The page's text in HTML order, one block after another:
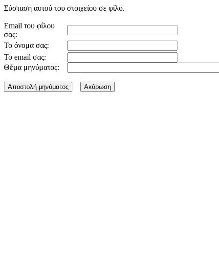
Σύσταση αυτού του στοιχείου σε φίλο.
Email του φίλου
σας:
Το όνομα σας:
Το email σας:
Θέμα μηνύματος: